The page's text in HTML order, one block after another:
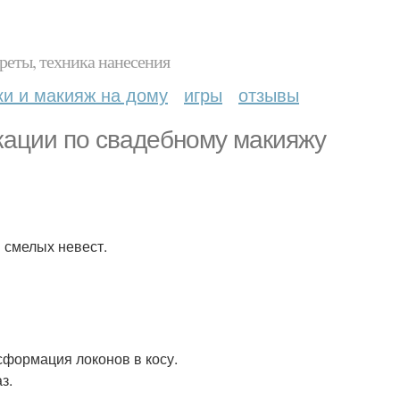
техника нанесения
и макияж на дому игры отзывы
по свадебному макияжу
смелых невест.
локонов в косу.